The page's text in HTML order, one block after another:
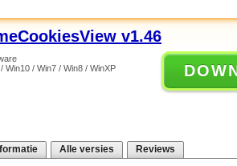
v1.46
Win10 / Win7 / Win8 / WinXP
Alle versies Reviews